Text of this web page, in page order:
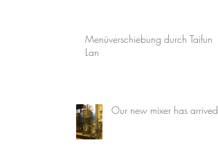
Menüverschiebung durch Taifun
Lan
Our new mixer has arrived